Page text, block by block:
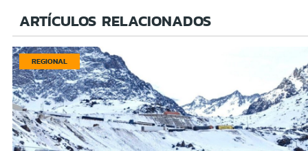
ARTÍCULOS RELACIONADOS
REGIONAL